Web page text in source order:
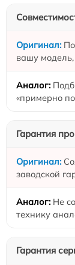
вашу
«примерно
Гарантия
заводской
Не
технику
Гарантия